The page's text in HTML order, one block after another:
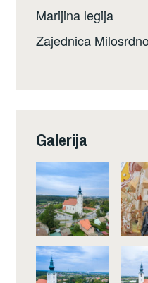
Marijina legija
Zajednica
Galerija